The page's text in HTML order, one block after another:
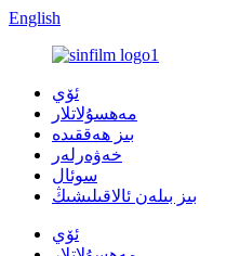
English
ئۆي
مەھسۇلاتلار
بىز ھەققىدە
خەۋەرلەر
سوئال
بىز بىلەن ئالاقىلىشىڭ
ئۆي